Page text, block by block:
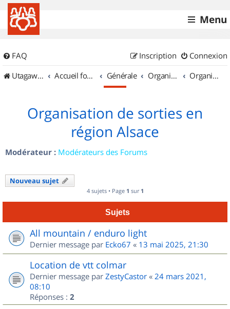
Menu
FAQ Connexion
Inscription
UtagawaVTT (Randos VTT et VTTAE avec traces GPS)
Accueil forum Générale Organisation de sorties & Recherche de partenaires Organisation de sorties en région Alsace
Organisation de sorties en
région Alsace
Modérateur : Modérateurs des Forums
Nouveau sujet
4 sujets • Page 1 sur 1
Sujets
All mountain / enduro light
Dernier message par Ecko67 « 13 mai 2025, 21:30
Location de vtt colmar
Dernier message par ZestyCastor « 24 mars 2021,
08:10
Réponses : 2